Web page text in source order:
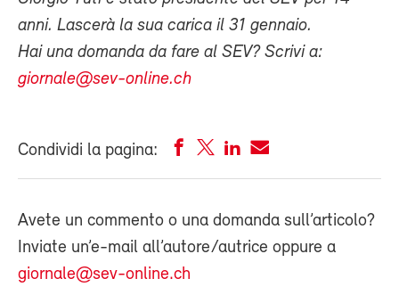
anni. Lascerà la sua carica il 31 gennaio.
Hai una domanda da fare al SEV? Scrivi a:
giornale@sev-online.ch
Condividi la pagina:
Avete un commento o una domanda sull’articolo?
Inviate un’e-mail all’autore/autrice oppure a
giornale@sev-online.ch